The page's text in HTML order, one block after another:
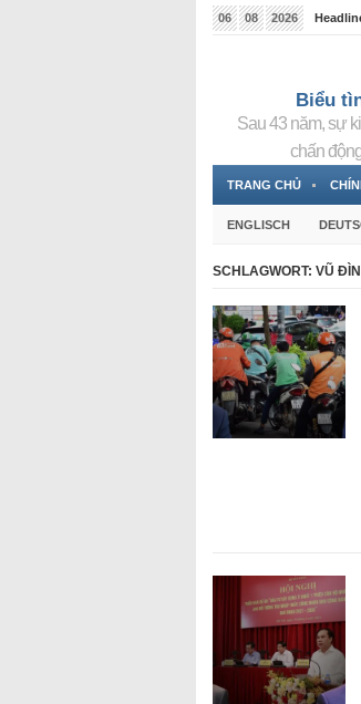
06 08 2026
Biểu
Sau 43 năm, sự
chấn
TRANG CHỦ
ENGLISCH
SCHLAGWORT: VŨ